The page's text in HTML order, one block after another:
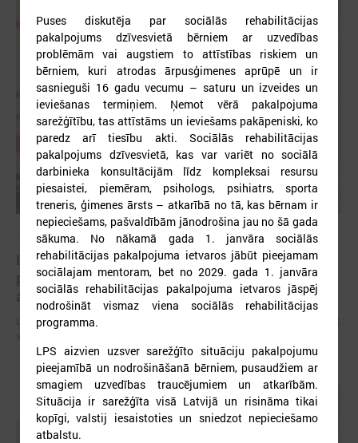
2026. gada 09. jūlijs
LPS: apreibinošu vielu ietekmē esošu bērnu
profilakses iestādi nedrīkst slēgt bez droša
alternatīva risinājuma
LPS: apreibinošu vielu ietekmē esošu bērnu profilakses iestādi nedrīkst
Puses diskutēja par sociālās rehabilitācijas
pakalpojums dzīvesvietā bērniem ar uzvedības
problēmām vai augstiem to attīstības riskiem un
bērniem, kuri atrodas ārpusģimenes aprūpē un ir
sasnieguši 16 gadu vecumu – saturu un izveides un
ieviešanas termiņiem. Ņemot vērā pakalpojuma
sarežģītību, tas attīstāms un ieviešams pakāpeniski, ko
paredz arī tiesību akti. Sociālās rehabilitācijas
pakalpojums dzīvesvietā, kas var variēt no sociālā
darbinieka konsultācijām līdz kompleksai resursu
piesaistei, piemēram, psihologs, psihiatrs, sporta
treneris, ģimenes ārsts – atkarībā no tā, kas bērnam ir
nepieciešams, pašvaldībām jānodrošina jau no šā gada
sākuma. No nākamā gada 1. janvāra sociālās
rehabilitācijas pakalpojuma ietvaros jābūt pieejamam
sociālajam mentoram, bet no 2029. gada 1. janvāra
sociālās rehabilitācijas pakalpojuma ietvaros jāspēj
nodrošināt vismaz viena sociālās rehabilitācijas
programma.
LPS aizvien uzsver sarežģīto situāciju pakalpojumu
pieejamībā un nodrošināšanā bērniem, pusaudžiem ar
smagiem uzvedības traucējumiem un atkarībām.
Situācija ir sarežģīta visā Latvijā un risināma tikai
kopīgi, valstij iesaistoties un sniedzot nepieciešamo
atbalstu.